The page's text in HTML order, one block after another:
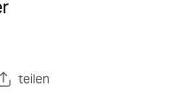
teilen